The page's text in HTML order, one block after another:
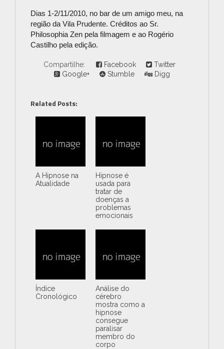
Dias 1-2/11/2010, no bar de um amigo meu, na
região da Vila Prudente. Créditos ao Sr.
Philosophia Zen pela filmagem e ao Rogério
Castilho pela edição.
Compartilhe: Facebook
Twitter
Google+
Stumble Digg
Related Posts:
A Hipnose na
Atualidade
Hipnose é
usada para
tratar de
doenças a
problemas
emocionais
Índice
Cronológico
Análise do
cérebro
mostra como a
hipnose
consegue
paralisar
membro do
corpo